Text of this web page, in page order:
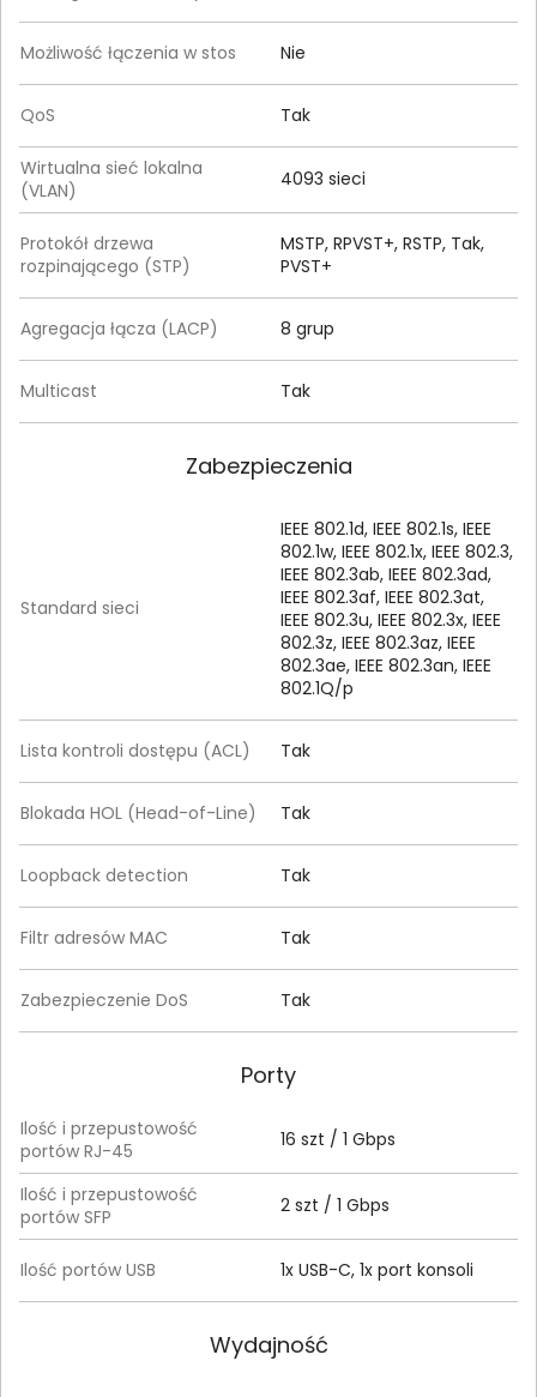
Możliwość łączenia w stos Nie
QoS Tak
Wirtualna sieć lokalna
(VLAN)
4093 sieci
Protokół drzewa
rozpinającego (STP)
MSTP, RPVST+, RSTP, Tak,
PVST+
Agregacja łącza (LACP) 8 grup
Multicast Tak
Zabezpieczenia
Standard sieci
IEEE 802.1d, IEEE 802.1s, IEEE
802.1w, IEEE 802.1x, IEEE 802.3,
IEEE 802.3ab, IEEE 802.3ad,
IEEE 802.3af, IEEE 802.3at,
IEEE 802.3u, IEEE 802.3x, IEEE
802.3z, IEEE 802.3az, IEEE
802.3ae, IEEE 802.3an, IEEE
802.1Q/p
Lista kontroli dostępu (ACL) Tak
Blokada HOL (Head-of-Line) Tak
Loopback detection Tak
Filtr adresów MAC Tak
Zabezpieczenie DoS Tak
Porty
Ilość i przepustowość
portów RJ-45
16 szt / 1 Gbps
Ilość i przepustowość
portów SFP
2 szt / 1 Gbps
Ilość portów USB 1x USB-C, 1x port konsoli
Wydajność